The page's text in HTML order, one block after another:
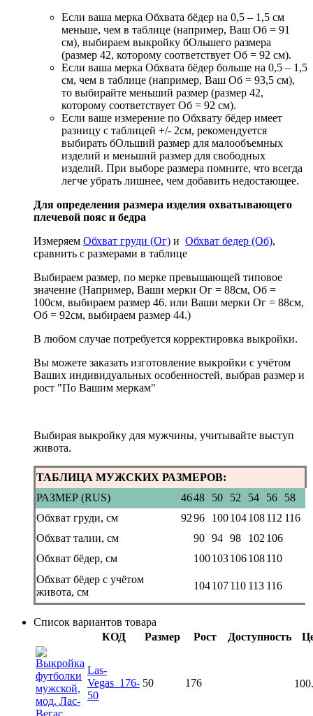
Если ваша мерка Обхвата бёдер на 0,5 – 1,5 см
меньше, чем в таблице (например, Ваш Об = 91
см), выбираем выкройку бОльшего размера
(размер 42, которому соответствует Об = 92 см).
Если ваша мерка Обхвата бёдер больше на 0,5 – 1,5
см, чем в таблице (например, Ваш Об = 93,5 см),
то выбирайте меньший размер (размер 42,
которому соответствует Об = 92 см).
Если ваше измерение по Обхвату бёдер имеет
разницу с таблицей +/- 2см, рекомендуется
выбирать бОльший размер для малообъемных
изделий и меньший размер для свободных
изделий. При выборе размера помните, что всегда
легче убрать лишнее, чем добавить недостающее.
Для определения размера изделия охватывающего
плечевой пояс и бедра
Измеряем Обхват груди (Ог) и Обхват бедер (Об),
сравнить с размерами в таблице
Выбираем размер, по мерке превышающей типовое
значение (Например, Ваши мерки Ог = 88см, Об =
100см, выбираем размер 46. или Ваши мерки Ог = 88см,
Об = 92см, выбираем размер 44.)
В любом случае потребуется корректировка выкройки.
Вы можете заказать изготовление выкройки с учётом
Ваших индивидуальных особенностей, выбрав размер и
рост "По Вашим меркам"
Выбирая выкройку для мужчины, учитывайте выступ
живота.
ТАБЛИЦА МУЖСКИХ РАЗМЕРОВ:
РАЗМЕР (RUS)
4648 50 52 54 56
58
Обхват груди, см
9296 100104108112 116
Обхват талии, см
90 94 98 102 106
Обхват бёдер, см
100103106108110
Обхват бёдер с учётом
живота, см
104107110 113 116
Список вариантов товара
КОД
Размер Рост Доступность
Las-
Vegas_176-
50
50 176